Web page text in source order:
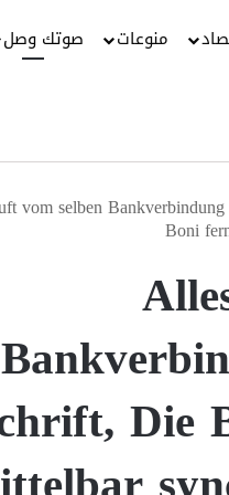
منوعات صوتك وصل
vom selben
Boni
Die